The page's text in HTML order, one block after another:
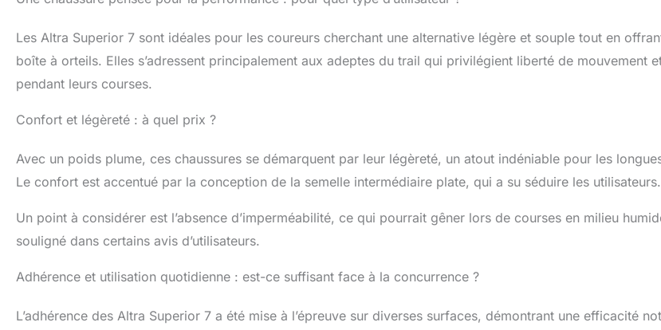
Les Altra Superior 7 sont idéales pour les coureurs cherchant une alternative légère et souple tout en
boîte à orteils. Elles s’adressent principalement aux adeptes du trail qui privilégient liberté de mouvement
pendant leurs courses.
Confort et légèreté : à quel prix ?
Avec un poids plume, ces chaussures se démarquent par leur légèreté, un atout indéniable pour les
Le confort est accentué par la conception de la semelle intermédiaire plate, qui a su séduire les utilisateurs.
Un point à considérer est l’absence d’imperméabilité, ce qui pourrait gêner lors de courses en milieu
souligné dans certains avis d’utilisateurs.
Adhérence et utilisation quotidienne : est-ce suffisant face à la concurrence ?
L’adhérence des Altra Superior 7 a été mise à l’épreuve sur diverses surfaces, démontrant une efficacité